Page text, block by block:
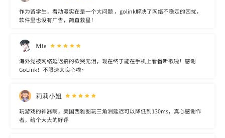
作为留学生，看动漫实在是一个大问题 ，golink解决了网络不稳定的困扰，
软件里也没有广告，简直救星！
Mia
海外党被网络延迟搞的欲哭无泪，现在终于能在手机上看番听歌啦！感谢
GoLink！不限速太良心啦~
莉莉小姐
玩游戏的神器啊，美国西雅图玩三角洲延迟可以降低到130ms，真心感谢作
者，给个大大的好评